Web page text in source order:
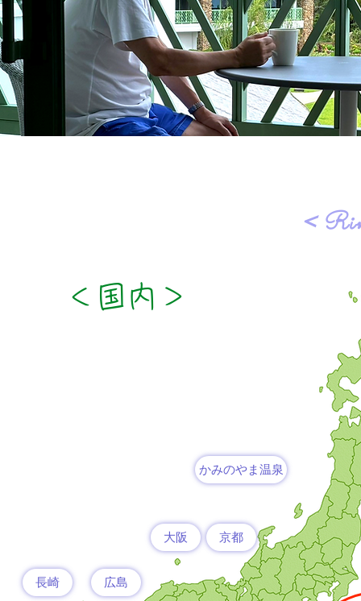
＜
＜​国内＞
かみのやま温泉
長崎 広島
京都
大阪